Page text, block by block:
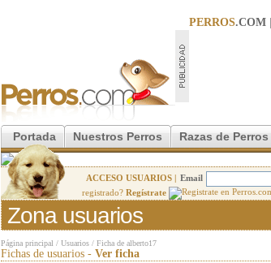
PERROS.COM
Portada Nuestros Perros Razas de Perros
ACCESO USUARIOS | Email
registrado? Regístrate
Zona usuarios
Página principal / Usuarios / Ficha de alberto17
Fichas de usuarios - Ver ficha